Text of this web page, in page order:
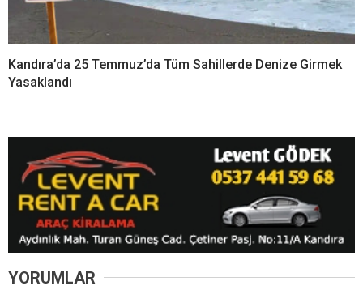
Kandıra’da 25 Temmuz’da Tüm Sahillerde Denize Girmek
Yasaklandı
YORUMLAR